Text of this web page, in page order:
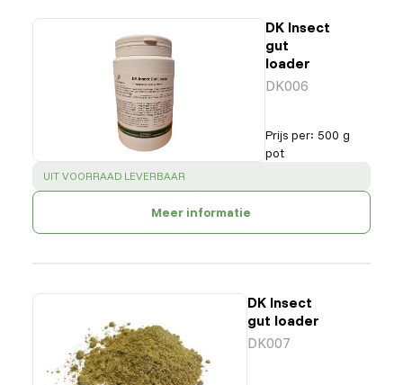
DK Insect
gut
loader
DK006
Prijs per: 500 g
pot
SUCCESS:
UIT VOORRAAD LEVERBAAR
Meer informatie
DK Insect
gut loader
DK007